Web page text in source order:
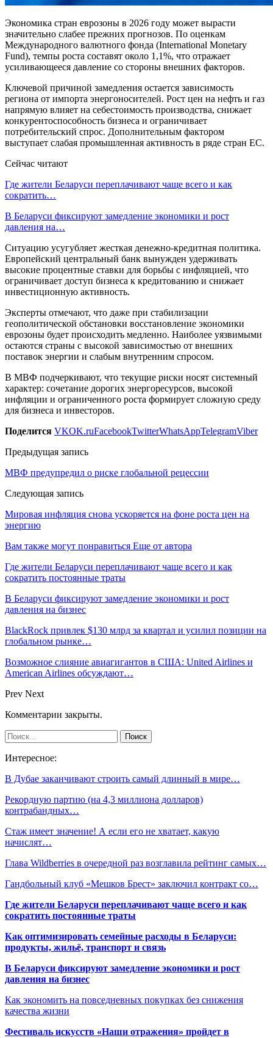
Экономика стран еврозоны в 2026 году может вырасти
значительно слабее прежних прогнозов. По оценкам
Международного валютного фонда (International Monetary
Fund), темпы роста составят около 1,1%, что отражает
усиливающееся давление со стороны внешних факторов.
Ключевой причиной замедления остается зависимость
региона от импорта энергоносителей. Рост цен на нефть и газ
напрямую влияет на себестоимость производства, снижает
конкурентоспособность бизнеса и ограничивает
потребительский спрос. Дополнительным фактором
выступает слабая промышленная активность в ряде стран ЕС.
Сейчас читают
Где жители Беларуси переплачивают чаще всего и как
сократить…
В Беларуси фиксируют замедление экономики и рост
давления на…
Ситуацию усугубляет жесткая денежно-кредитная политика.
Европейский центральный банк вынужден удерживать
высокие процентные ставки для борьбы с инфляцией, что
ограничивает доступ бизнеса к кредитованию и снижает
инвестиционную активность.
Эксперты отмечают, что даже при стабилизации
геополитической обстановки восстановление экономики
еврозоны будет происходить медленно. Наиболее уязвимыми
остаются страны с высокой зависимостью от внешних
поставок энергии и слабым внутренним спросом.
В МВФ подчеркивают, что текущие риски носят системный
характер: сочетание дорогих энергоресурсов, высокой
инфляции и ограниченного роста формирует сложную среду
для бизнеса и инвесторов.
Поделится VKOK.ruFacebookTwitterWhatsAppTelegramViber
Предыдущая запись
МВФ предупредил о риске глобальной рецессии
Следующая запись
Мировая инфляция снова ускоряется на фоне роста цен на
энергию
Вам также могут понравиться Еще от автора
Где жители Беларуси переплачивают чаще всего и как
сократить постоянные траты
В Беларуси фиксируют замедление экономики и рост
давления на бизнес
BlackRock привлек $130 млрд за квартал и усилил позиции на
глобальном рынке…
Возможное слияние авиагигантов в США: United Airlines и
American Airlines обсуждают…
Prev Next
Комментарии закрыты.
Интересное:
В Дубае заканчивают строить самый длинный в мире…
Рекордную партию (на 4,3 миллиона долларов)
контрабандных…
Стаж имеет значение! А если его не хватает, какую
начислят…
Глава Wildberries в очередной раз возглавила рейтинг самых…
Гандбольный клуб «Мешков Брест» заключил контракт со…
Где жители Беларуси переплачивают чаще всего и как
сократить постоянные траты
Как оптимизировать семейные расходы в Беларуси:
продукты, жильё, транспорт и связь
В Беларуси фиксируют замедление экономики и рост
давления на бизнес
Как экономить на повседневных покупках без снижения
качества жизни
Фестиваль искусств «Наши отражения» пройдет в